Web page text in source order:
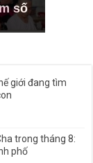
số
giới đang tìm
trong tháng 8:
phố